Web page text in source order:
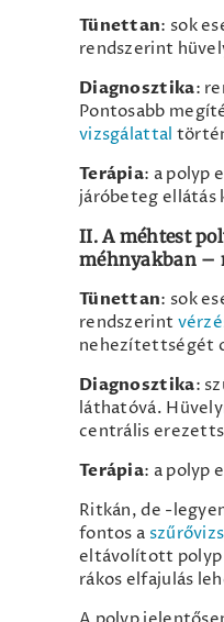
Tünettan: sok
rendszerint
Diagnosztika:
Pontosabb
vizsgálattal
Terápia: a polyp
járóbeteg ellátás
II. A méhtest
méhnyakban –
Tünettan: sok
rendszerint
nehezítettségét
Diagnosztika:
láthatóvá.
centrális
Terápia: a polyp
Ritkán, de -
fontos a
eltávolított polyp
rákos elfajulás